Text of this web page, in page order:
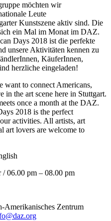
möchten wir
Leute
Kunstszene aktiv sind. Die
ein Mal im Monat im DAZ.
Days 2018 ist die perfekte
unsere Aktivitäten kennen zu
KäuferInnen,
herzliche eingeladen!
want to connect Americans,
in the art scene here in Stuttgart.
once a month at the DAZ.
2018 is the perfect
activities. All artists, art
art lovers are welcome to
/ 06.00 pm – 08.00 pm
Amerikanisches Zentrum